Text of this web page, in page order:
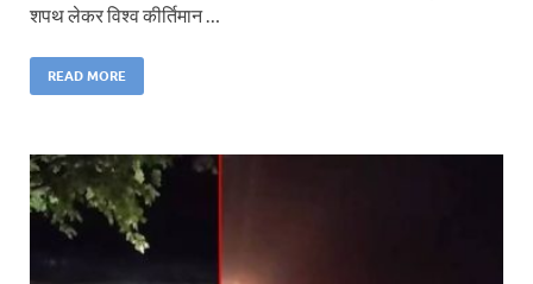
शपथ लेकर विश्व कीर्तिमान …
READ MORE